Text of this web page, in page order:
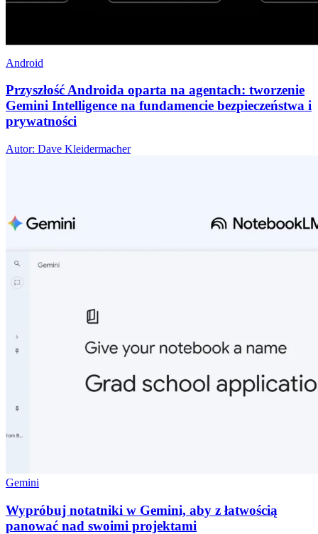
Android
Przyszłość Androida oparta na agentach: tworzenie
Gemini Intelligence na fundamencie bezpieczeństwa i
prywatności
Autor: Dave Kleidermacher
Gemini
Wypróbuj notatniki w Gemini, aby z łatwością
panować nad swoimi projektami